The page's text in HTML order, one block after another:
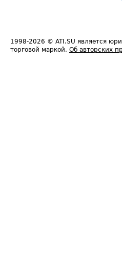
1998-2026 © ATI.SU является
торговой маркой. Об авторских